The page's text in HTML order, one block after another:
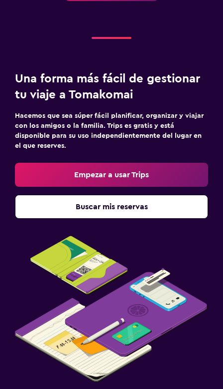
Una forma más fácil de gestionar
tu viaje a Tomakomai
Hacemos que sea súper fácil planificar, organizar y viajar
con los amigos o la familia. Trips es gratis y está
disponible para su uso independientemente del lugar en
el que reserves.
Empezar a usar Trips
Buscar mis reservas